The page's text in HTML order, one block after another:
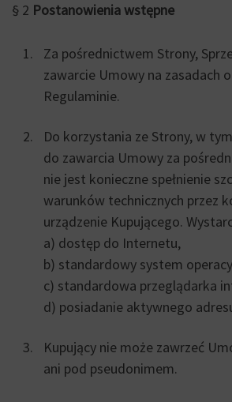
§ 2 Postanowienia wstępne
Za pośrednictwem Strony,
zawarcie Umowy na zasadach
Regulaminie.
Do korzystania ze Strony, w
do zawarcia Umowy za
nie jest konieczne spełnienie
warunków technicznych przez
urządzenie Kupującego.
a) dostęp do Internetu,
b) standardowy system
c) standardowa przeglądarka
d) posiadanie aktywnego
Kupujący nie może zawrzeć
ani pod pseudonimem.